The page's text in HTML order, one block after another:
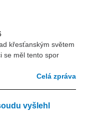
křesťanským světem
se měl tento spor
Celá zpráva
vyšlehl